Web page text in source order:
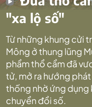
"xa lộ số"
Từ những khung cửi
Mông ở thung lũng
phẩm thổ cẩm đã
tử, mở ra hướng
thống nhờ ứng dụng
chuyển đổi số.